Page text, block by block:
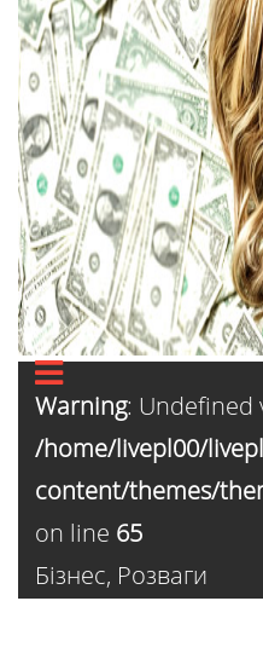
Warning: Undefined
/home/livepl00/
content/themes/
on line 65
Бізнес, Розваги